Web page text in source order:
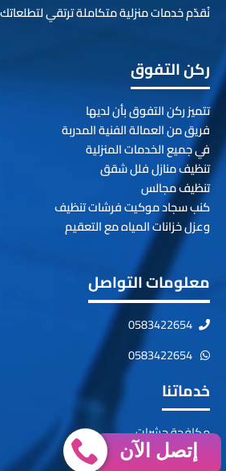
نُقدّم خدمات منزلية متكاملة ترتقي
ركن التفوق
تتميز ركن التفوق بأن لديها
فريق من العمالة الفنية المدربة
في جميع الخدمات المنزلية
تنظيف منازل فلل شقق
تنظيف مجالس
كنب سجاد موكيت فرشات تنظيف
وعزل خزانات المياه مع التعقيم
معلومات التواصل
0583422654
0583422654
خدماتنا
مكافحة حشرات
فك وتركيب
إتصل الآن